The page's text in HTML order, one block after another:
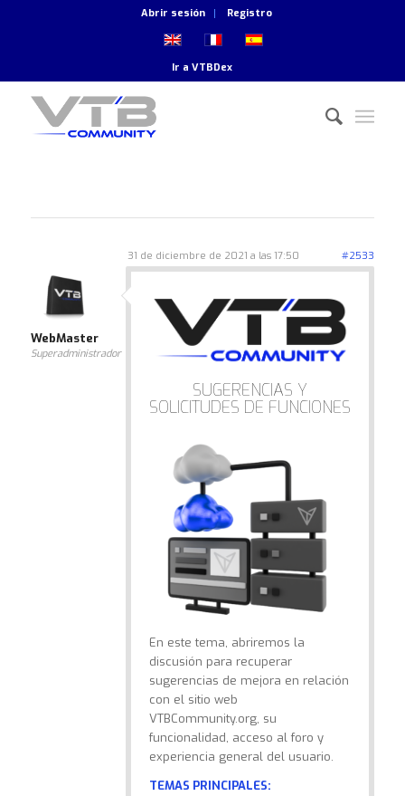
Abrir sesión Registro
Ir aVTBDex
31 de diciembre de 2021 a las 17:50 #2533
WebMaster
Superadministrador
SUGERENCIAS Y
SOLICITUDES DE FUNCIONES
En este tema, abriremos la
discusión para recuperar
sugerencias de mejora en relación
con el sitio web
VTBCommunity.org, su
funcionalidad, acceso al foro y
experiencia general del usuario.
TEMAS PRINCIPALES: